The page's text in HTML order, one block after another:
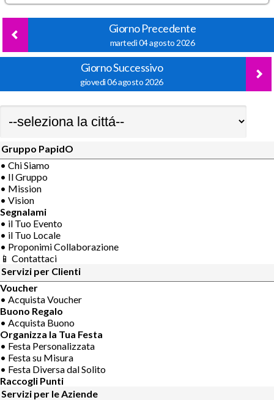
Giorno Precedente
martedì 04 agosto 2026
Giorno Successivo
giovedì 06 agosto 2026
Gruppo PapidO
• Chi Siamo
• Il Gruppo
• Mission
• Vision
Segnalami
• il Tuo Evento
• il Tuo Locale
• Proponimi Collaborazione
📱 Contattaci
Servizi per Clienti
Voucher
• Acquista Voucher
Buono Regalo
• Acquista Buono
Organizza la Tua Festa
• Festa Personalizzata
• Festa su Misura
• Festa Diversa dal Solito
Raccogli Punti
Servizi per le Aziende